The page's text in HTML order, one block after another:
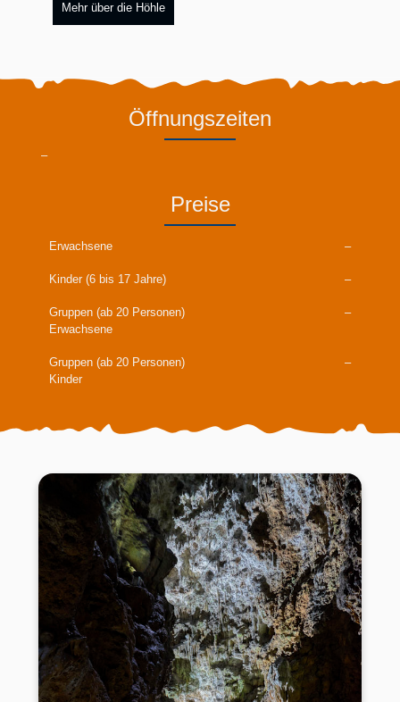
Mehr über die Höhle
Öffnungszeiten
–
Preise
Erwachsene –
Kinder (6 bis 17 Jahre) –
Gruppen (ab 20 Personen)
Erwachsene
–
Gruppen (ab 20 Personen)
Kinder
–